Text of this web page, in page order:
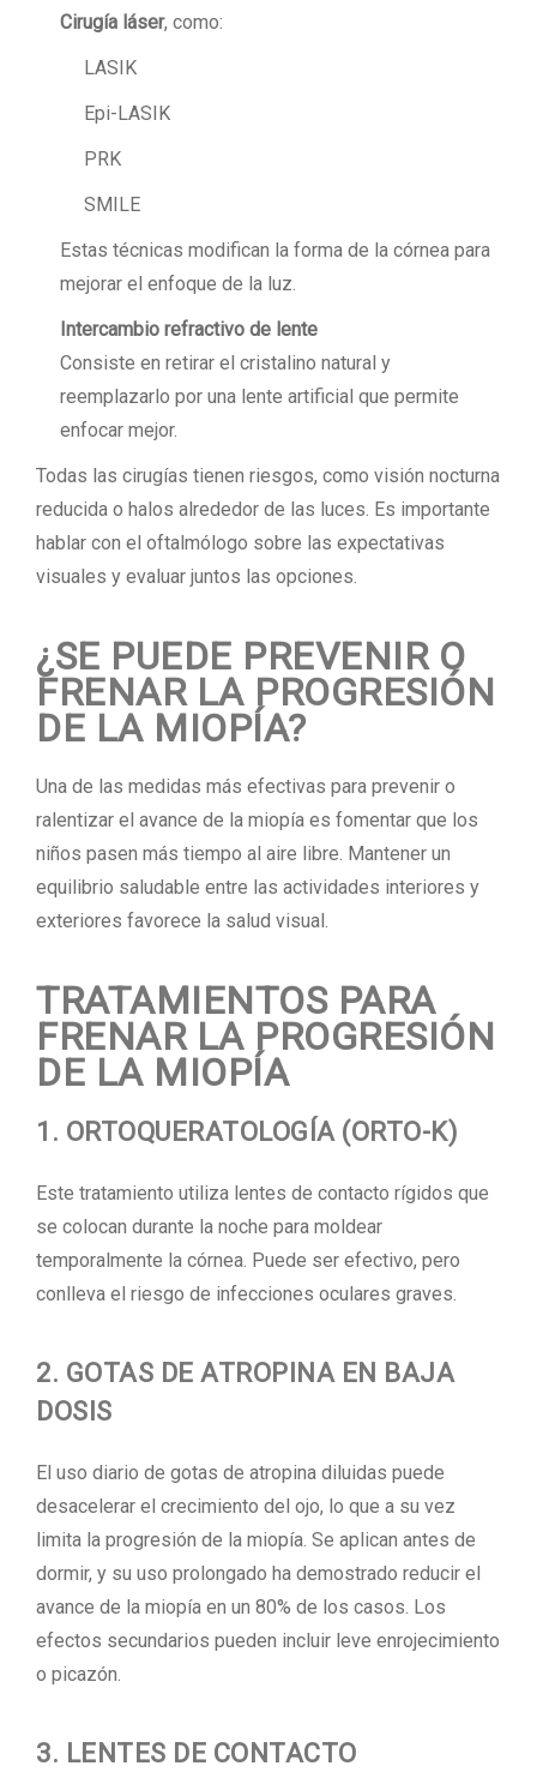
Cirugía láser, como:
LASIK
Epi-LASIK
PRK
SMILE
Estas técnicas modifican la forma de la córnea para
mejorar el enfoque de la luz.
Intercambio refractivo de lente
Consiste en retirar el cristalino natural y
reemplazarlo por una lente artificial que permite
enfocar mejor.
Todas las cirugías tienen riesgos, como visión nocturna
reducida o halos alrededor de las luces. Es importante
hablar con el oftalmólogo sobre las expectativas
visuales y evaluar juntos las opciones.
¿SE PUEDE PREVENIR O
FRENAR LA PROGRESIÓN
DE LA MIOPÍA?
Una de las medidas más efectivas para prevenir o
ralentizar el avance de la miopía es fomentar que los
niños pasen más tiempo al aire libre. Mantener un
equilibrio saludable entre las actividades interiores y
exteriores favorece la salud visual.
TRATAMIENTOS PARA
FRENAR LA PROGRESIÓN
DE LA MIOPÍA
1. ORTOQUERATOLOGÍA (ORTO-K)
Este tratamiento utiliza lentes de contacto rígidos que
se colocan durante la noche para moldear
temporalmente la córnea. Puede ser efectivo, pero
conlleva el riesgo de infecciones oculares graves.
2. GOTAS DE ATROPINA EN BAJA
DOSIS
El uso diario de gotas de atropina diluidas puede
desacelerar el crecimiento del ojo, lo que a su vez
limita la progresión de la miopía. Se aplican antes de
dormir, y su uso prolongado ha demostrado reducir el
avance de la miopía en un 80% de los casos. Los
efectos secundarios pueden incluir leve enrojecimiento
o picazón.
3. LENTES DE CONTACTO